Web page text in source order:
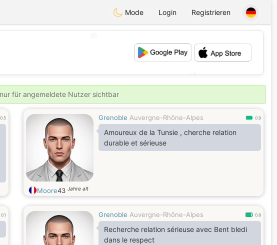
Mode Login Registrieren
für angemeldete Nutzer sichtbar
0.5 Grenoble Auvergne-Rhône-Alpes 0.9
Amoureux de la Tunsie , cherche relation
durable et sérieuse
Moore43 Jahre alt
0.1 Grenoble Auvergne-Rhône-Alpes 0.8
Recherche relation sérieuse avec Bent bledi
dans le respect